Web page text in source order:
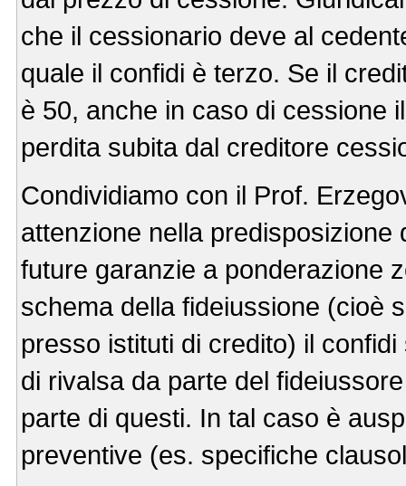
che il cessionario deve al
quale il confidi è terzo. Se il
è 50, anche in caso di cessione
perdita subita dal creditore
Condividiamo con il Prof.
attenzione nella
future garanzie a ponderazione
schema della fideiussione (cioè
presso istituti di credito) il
di rivalsa da parte del
parte di questi. In tal caso è
preventive (es. specifiche